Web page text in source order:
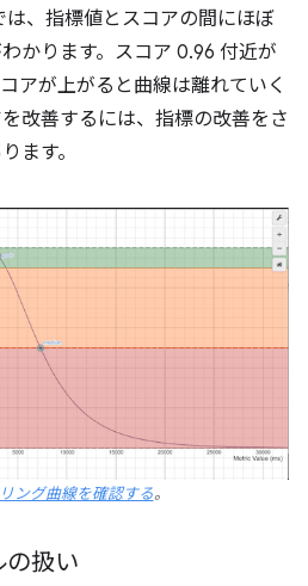
、指標値とスコアの間にほぼ
かります。スコア 0.96 付近が
アが上がると曲線は離れていく
改善するには、指標の改善をさ
ます。
ング曲線を確認する。
の扱い